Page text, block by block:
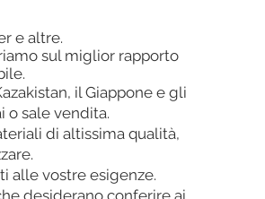
e altre.
sul miglior rapporto
il Giappone e gli
o sale vendita.
di altissima qualità,
alle vostre esigenze.